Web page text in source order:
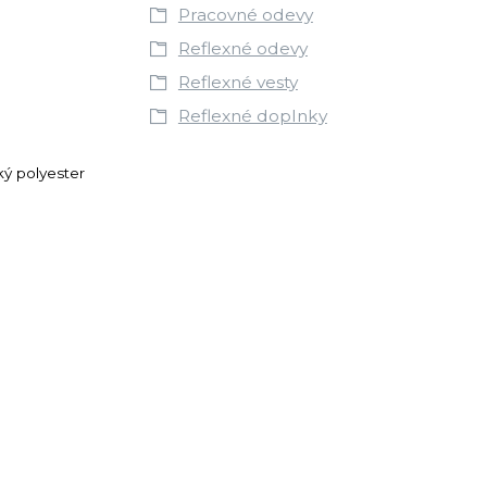
polyester
Pracovné odevy
Reflexné odevy
Reflexné vesty
Reflexné doplnky